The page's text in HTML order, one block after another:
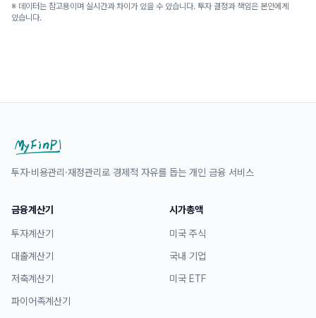
※ 데이터는 참고용이며 실시간과 차이가 있을 수 있습니다. 투자 결정과 책임은 본인에게
있습니다.
투자·비용관리·재정관리로 경제적 자유를 돕는 개인 금융 서비스
금융계산기
투자계산기
대출계산기
저축계산기
파이어족계산기
시가총액
미국 주식
국내 기업
미국 ETF